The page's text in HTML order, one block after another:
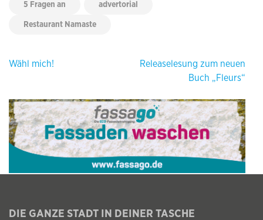
5 Fragen an advertorial
Restaurant Namaste
Beitragsnavigation
Wähl mich!
Releaselesung zum neuen
Buch „Fleurs“
DIE GANZE STADT IN DEINER TASCHE